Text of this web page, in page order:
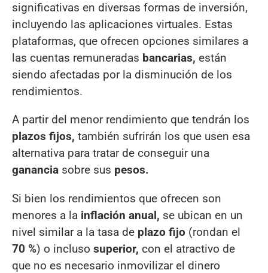
significativas en diversas formas de inversión,
incluyendo las aplicaciones virtuales. Estas
plataformas, que ofrecen opciones similares a
las cuentas remuneradas bancarias, están
siendo afectadas por la disminución de los
rendimientos.
A partir del menor rendimiento que tendrán los
plazos fijos, también sufrirán los que usen esa
alternativa para tratar de conseguir una
ganancia sobre sus pesos.
Si bien los rendimientos que ofrecen son
menores a la inflación anual, se ubican en un
nivel similar a la tasa de plazo fijo (rondan el
70 %) o incluso superior, con el atractivo de
que no es necesario inmovilizar el dinero